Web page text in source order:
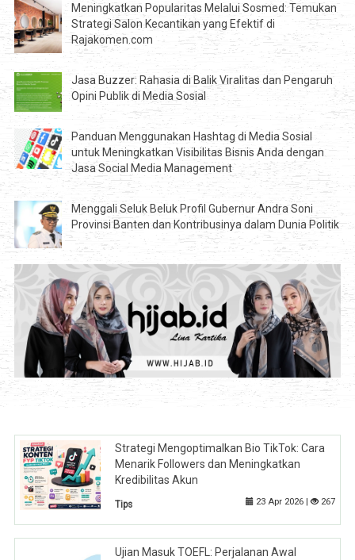
Meningkatkan Popularitas Melalui Sosmed: Temukan
Strategi Salon Kecantikan yang Efektif di
Rajakomen.com
Jasa Buzzer: Rahasia di Balik Viralitas dan Pengaruh
Opini Publik di Media Sosial
Panduan Menggunakan Hashtag di Media Sosial
untuk Meningkatkan Visibilitas Bisnis Anda dengan
Jasa Social Media Management
Menggali Seluk Beluk Profil Gubernur Andra Soni
Provinsi Banten dan Kontribusinya dalam Dunia Politik
Strategi Mengoptimalkan Bio TikTok: Cara
Menarik Followers dan Meningkatkan
Kredibilitas Akun
Tips 23 Apr 2026 | 267
Ujian Masuk TOEFL: Perjalanan Awal